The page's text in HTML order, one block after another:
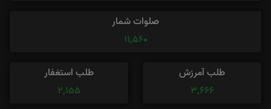
صلوات شمار
11,560
طلب آمرزش
3,666
طلب استغفار
2,155